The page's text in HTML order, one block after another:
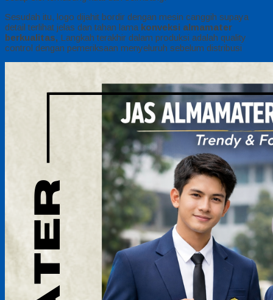
Sesudah itu, logo dijahit bordir dengan mesin canggih supaya
detail terlihat jelas dan tahan lama konveksi almamater
berkualitas, Langkah terakhir dalam produksi adalah quality
control dengan pemeriksaan menyeluruh sebelum distribusi